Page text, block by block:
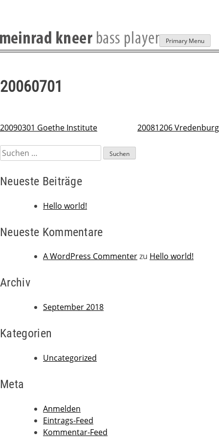
Skip
to
Primary Menu
20060701
Beitragsnavigation
20090301 Goethe Institute 20081206 Vredenburg
Suchen
nach:
Neueste Beiträge
Hello world!
Neueste Kommentare
A WordPress Commenterzu Hello world!
Archiv
September 2018
Kategorien
Uncategorized
Meta
Anmelden
Eintrags-Feed
Kommentar-Feed